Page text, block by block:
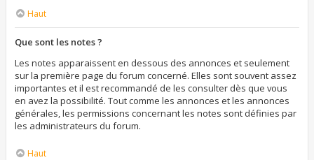
Haut
Que sont les notes ?
Les notes apparaissent en dessous des annonces et seulement
sur la première page du forum concerné. Elles sont souvent assez
importantes et il est recommandé de les consulter dès que vous
en avez la possibilité. Tout comme les annonces et les annonces
générales, les permissions concernant les notes sont définies par
les administrateurs du forum.
Haut